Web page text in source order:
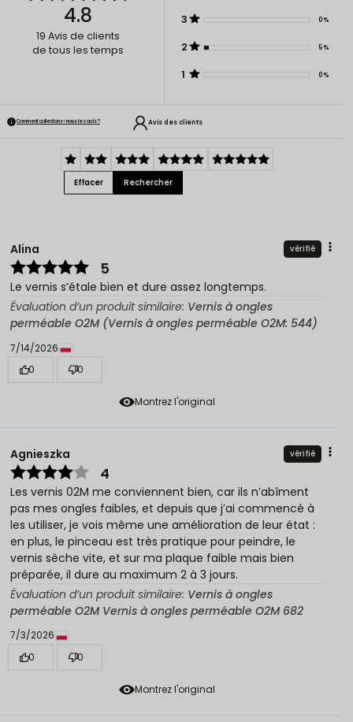
4.8
19 Avis de clients
de tous les temps
3 0%
2 5%
1 0%
Comment collectons-nous les avis ? Avis des clients
Effacer Rechercher
Montrez l'original
Alina vérifié
5
Le vernis s’étale bien et dure assez longtemps.
Évaluation d’un produit similaire: Vernis à ongles
perméable O2M (Vernis à ongles perméable O2M: 544)
7/14/2026
0
0
Montrez l'original
Agnieszka vérifié
4
Les vernis 02M me conviennent bien, car ils n’abîment
pas mes ongles faibles, et depuis que j’ai commencé à
les utiliser, je vois même une amélioration de leur état :
en plus, le pinceau est très pratique pour peindre, le
vernis sèche vite, et sur ma plaque faible mais bien
préparée, il dure au maximum 2 à 3 jours.
Évaluation d’un produit similaire: Vernis à ongles
perméable O2M Vernis à ongles perméable O2M 682
7/3/2026
0
0